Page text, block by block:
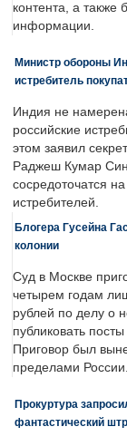
контента, а также
информации.
Министр обороны
истребитель
Индия не
российские
этом заявил
Раджеш Кумар
сосредоточатся
истребителей.
Блогера Гусейна
колонии
Суд в Москве
четырем годам
рублей по делу о
публиковать
Приговор был
пределами России.
Прокуртура
фантастический